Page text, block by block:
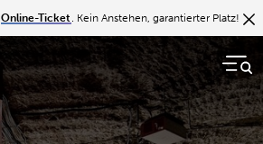
Online-Ticket . Kein Anstehen, garantierter Platz!